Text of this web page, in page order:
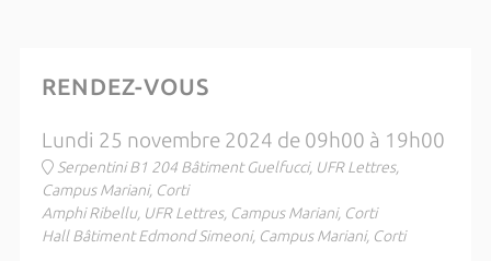
RENDEZ-VOUS
Lundi 25 novembre 2024 de 09h00 à 19h00
Serpentini B1 204 Bâtiment Guelfucci, UFR Lettres,
Campus Mariani, Corti
Amphi Ribellu, UFR Lettres, Campus Mariani, Corti
Hall Bâtiment Edmond Simeoni, Campus Mariani, Corti